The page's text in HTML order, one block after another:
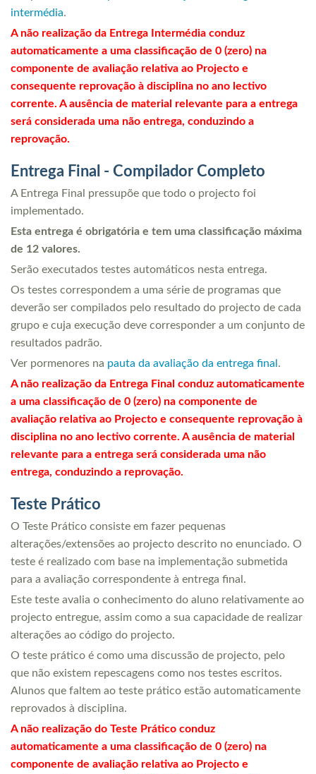
intermédia.
A não realização da Entrega Intermédia conduz
automaticamente a uma classificação de 0 (zero) na
componente de avaliação relativa ao Projecto e
consequente reprovação à disciplina no ano lectivo
corrente. A ausência de material relevante para a entrega
será considerada uma não entrega, conduzindo a
reprovação.
Entrega Final - Compilador Completo
A Entrega Final pressupõe que todo o projecto foi
implementado.
Esta entrega é obrigatória e tem uma classificação máxima
de 12 valores.
Serão executados testes automáticos nesta entrega.
Os testes correspondem a uma série de programas que
deverão ser compilados pelo resultado do projecto de cada
grupo e cuja execução deve corresponder a um conjunto de
resultados padrão.
Ver pormenores na pauta da avaliação da entrega final .
A não realização da Entrega Final conduz automaticamente
a uma classificação de 0 (zero) na componente de
avaliação relativa ao Projecto e consequente reprovação à
disciplina no ano lectivo corrente. A ausência de material
relevante para a entrega será considerada uma não
entrega, conduzindo a reprovação.
Teste Prático
O Teste Prático consiste em fazer pequenas
alterações/extensões ao projecto descrito no enunciado. O
teste é realizado com base na implementação submetida
para a avaliação correspondente à entrega final.
Este teste avalia o conhecimento do aluno relativamente ao
projecto entregue, assim como a sua capacidade de realizar
alterações ao código do projecto.
O teste prático é como uma discussão de projecto, pelo
que não existem repescagens como nos testes escritos.
Alunos que faltem ao teste prático estão automaticamente
reprovados à disciplina.
A não realização do Teste Prático conduz
automaticamente a uma classificação de 0 (zero) na
componente de avaliação relativa ao Projecto e